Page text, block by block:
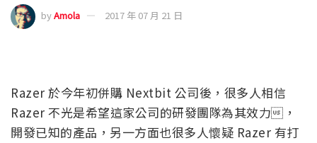
byAmola 2017 年 07 月 21 日
Razer 於今年初併購 Nextbit 公司後，很多人相信
Razer 不光是希望這家公司的研發團隊為其效力，
開發已知的產品，另一方面也很多人懷疑 Razer 有打